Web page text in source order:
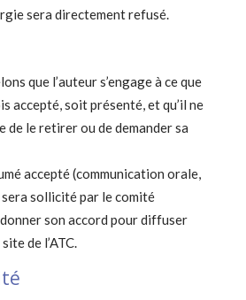
sera directement refusé.
que l’auteur s’engage à ce que
accepté, soit présenté, et qu’il ne
de le retirer ou de demander sa
accepté (communication orale,
sollicité par le comité
son accord pour diffuser
de l’ATC.